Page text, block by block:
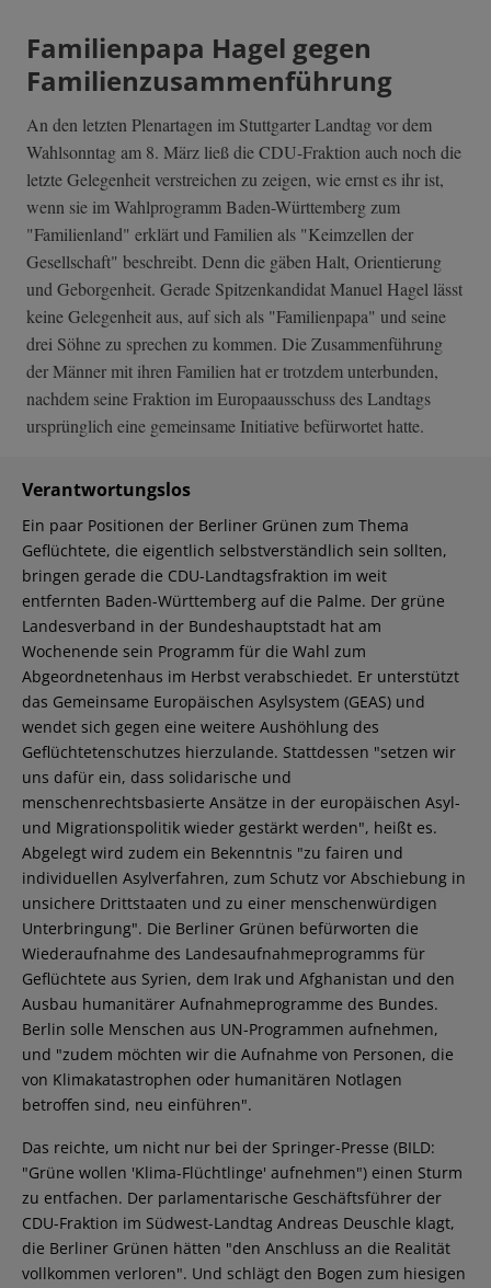
Familienpapa Hagel gegen
Familienzusammenführung
An den letzten Plenartagen im Stuttgarter Landtag vor dem
Wahlsonntag am 8. März ließ die CDU-Fraktion auch noch die
letzte Gelegenheit verstreichen zu zeigen, wie ernst es ihr ist,
wenn sie im Wahlprogramm Baden-Württemberg zum
"Familienland" erklärt und Familien als "Keimzellen der
Gesellschaft" beschreibt. Denn die gäben Halt, Orientierung
und Geborgenheit. Gerade Spitzenkandidat Manuel Hagel lässt
keine Gelegenheit aus, auf sich als "Familienpapa" und seine
drei Söhne zu sprechen zu kommen. Die Zusammenführung
der Männer mit ihren Familien hat er trotzdem unterbunden,
nachdem seine Fraktion im Europaausschuss des Landtags
ursprünglich eine gemeinsame Initiative befürwortet hatte.
Verantwortungslos
Ein paar Positionen der Berliner Grünen zum Thema
Geflüchtete, die eigentlich selbstverständlich sein sollten,
bringen gerade die CDU-Landtagsfraktion im weit
entfernten Baden-Württemberg auf die Palme. Der grüne
Landesverband in der Bundeshauptstadt hat am
Wochenende sein Programm für die Wahl zum
Abgeordnetenhaus im Herbst verabschiedet. Er unterstützt
das Gemeinsame Europäischen Asylsystem (GEAS) und
wendet sich gegen eine weitere Aushöhlung des
Geflüchtetenschutzes hierzulande. Stattdessen "setzen wir
uns dafür ein, dass solidarische und
menschenrechtsbasierte Ansätze in der europäischen Asyl-
und Migrationspolitik wieder gestärkt werden", heißt es.
Abgelegt wird zudem ein Bekenntnis "zu fairen und
individuellen Asylverfahren, zum Schutz vor Abschiebung in
unsichere Drittstaaten und zu einer menschenwürdigen
Unterbringung". Die Berliner Grünen befürworten die
Wiederaufnahme des Landesaufnahmeprogramms für
Geflüchtete aus Syrien, dem Irak und Afghanistan und den
Ausbau humanitärer Aufnahmeprogramme des Bundes.
Berlin solle Menschen aus UN-Programmen aufnehmen,
und "zudem möchten wir die Aufnahme von Personen, die
von Klimakatastrophen oder humanitären Notlagen
betroffen sind, neu einführen".
Das reichte, um nicht nur bei der Springer-Presse (BILD:
"Grüne wollen 'Klima-Flüchtlinge' aufnehmen") einen Sturm
zu entfachen. Der parlamentarische Geschäftsführer der
CDU-Fraktion im Südwest-Landtag Andreas Deuschle klagt,
die Berliner Grünen hätten "den Anschluss an die Realität
vollkommen verloren". Und schlägt den Bogen zum hiesigen